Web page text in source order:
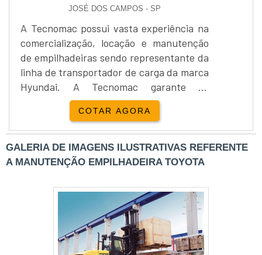
JOSÉ DOS CAMPOS - SP
A Tecnomac possui vasta experiência na
comercialização, locação e manutenção
de empilhadeiras sendo representante da
linha de transportador de carga da marca
Hyundai. A Tecnomac garante ao
consumidor durabilidade e qualidade nos
equipamentos.Os modelos de Modelos de
empilhadeira retrátil
PR1660/PR1670/PR1680 possui 1.600 kg
de capacidade de carga, sua alimentação
empilhadeira retrátil é da marca
COTAR AGORA
GALERIA DE IMAGENS ILUSTRATIVAS REFERENTE
A MANUTENÇÃO EMPILHADEIRA TOYOTA